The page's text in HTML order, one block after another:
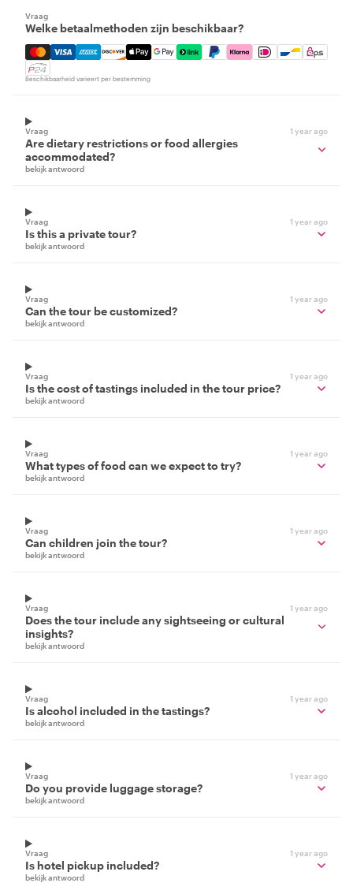
Vraag
Welke betaalmethoden zijn beschikbaar?
Mastercard, Visa, Amex, Discover, Apple Pay, Google
Beschikbaarheid varieert per bestemming
Vraag 1 year ago
Are dietary restrictions or food allergies
accommodated?
bekijk antwoord
Vraag 1 year ago
Is this a private tour?
bekijk antwoord
Vraag 1 year ago
Can the tour be customized?
bekijk antwoord
Vraag 1 year ago
Is the cost of tastings included in the tour price?
bekijk antwoord
Vraag 1 year ago
What types of food can we expect to try?
bekijk antwoord
Vraag 1 year ago
Can children join the tour?
bekijk antwoord
Vraag 1 year ago
Does the tour include any sightseeing or cultural
insights?
bekijk antwoord
Vraag 1 year ago
Is alcohol included in the tastings?
bekijk antwoord
Vraag 1 year ago
Do you provide luggage storage?
bekijk antwoord
Vraag 1 year ago
Is hotel pickup included?
bekijk antwoord